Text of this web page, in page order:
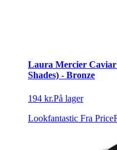
Laura Mercier
Shades) - Bronze
194 kr.På lager
Lookfantastic Fra